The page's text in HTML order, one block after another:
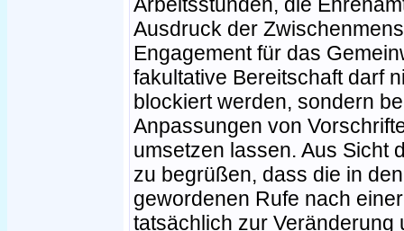
Arbeitsstunden, die
Ausdruck der
Engagement für das
fakultative Bereitschaft darf
blockiert werden, sondern
Anpassungen von
umsetzen lassen. Aus Sicht
zu begrüßen, dass die in
gewordenen Rufe nach
tatsächlich zur Veränderung